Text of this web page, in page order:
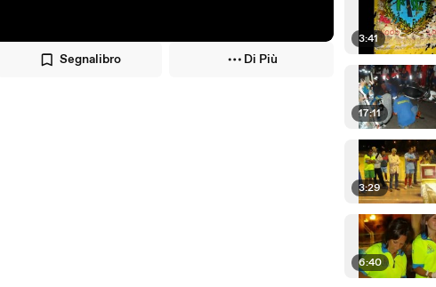
Segnalibro Di Più
3:41
17:11
3:29
6:40